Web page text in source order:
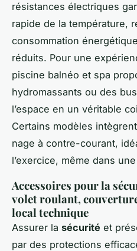
résistances électriques
rapide de la température,
consommation
réduits. Pour une
piscine balnéo et spa
hydromassants ou des
l’espace en un véritable
Certains modèles
nage à contre-courant,
l’exercice, même dans
Accessoires pour la
volet roulant,
local technique
Assurer la sécurité et
par des protections